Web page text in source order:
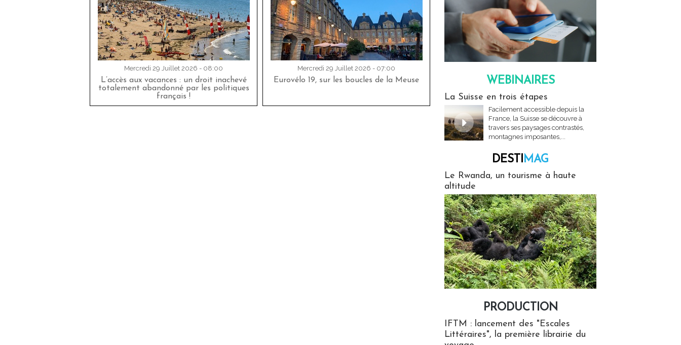
Mercredi 29 Juillet 2026 - 08:00
L’accès aux vacances : un droit inachevé
totalement abandonné par les politiques
français !
Mercredi 29 Juillet 2026 - 07:00
Eurovélo 19, sur les boucles de la Meuse WEBINAIRES
La Suisse en trois étapes
Facilement accessible depuis la
France, la Suisse se découvre à
travers ses paysages contrastés,
montagnes imposantes,...
DESTIMAG
Le Rwanda, un tourisme à haute
altitude
PRODUCTION
IFTM : lancement des "Escales
Littéraires", la première librairie du